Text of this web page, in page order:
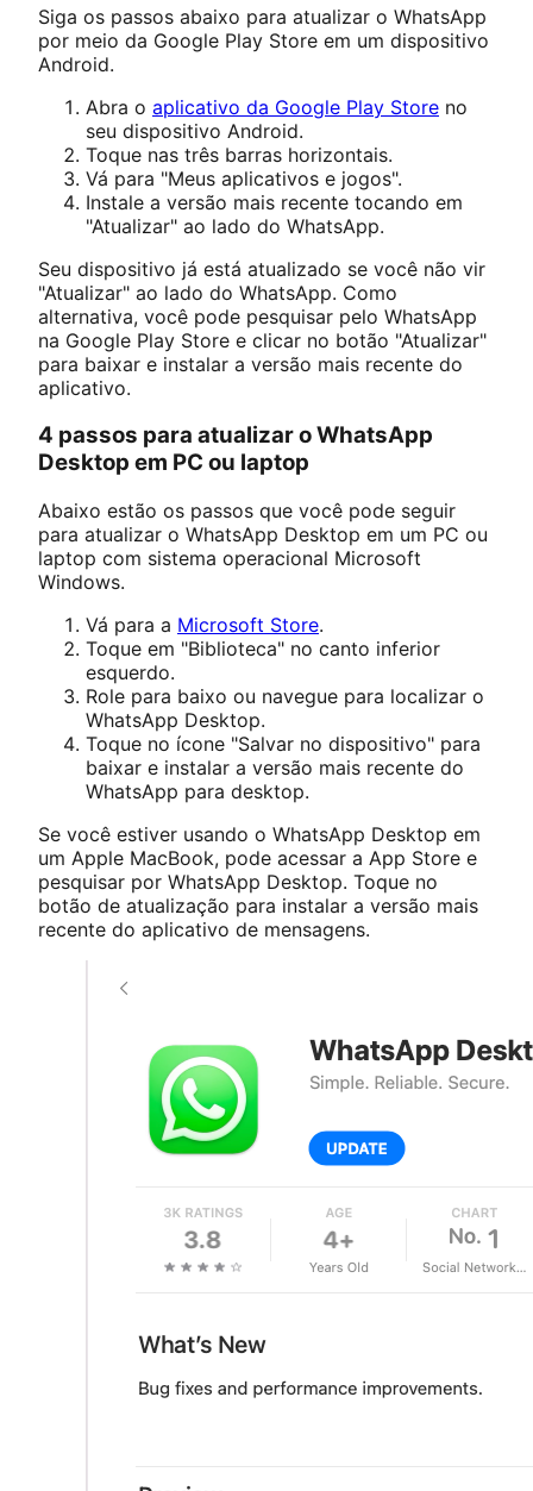
Siga os passos abaixo para atualizar o WhatsApp
por meio da Google Play Store em um dispositivo
Android.
Abra o aplicativo da Google Play Store no
seu dispositivo Android.
Toque nas três barras horizontais.
Vá para "Meus aplicativos e jogos".
Instale a versão mais recente tocando em
"Atualizar" ao lado do WhatsApp.
Seu dispositivo já está atualizado se você não vir
"Atualizar" ao lado do WhatsApp. Como
alternativa, você pode pesquisar pelo WhatsApp
na Google Play Store e clicar no botão "Atualizar"
para baixar e instalar a versão mais recente do
aplicativo.
4 passos para atualizar o WhatsApp
Desktop em PC ou laptop
Abaixo estão os passos que você pode seguir
para atualizar o WhatsApp Desktop em um PC ou
laptop com sistema operacional Microsoft
Windows.
Vá para a Microsoft Store.
Toque em "Biblioteca" no canto inferior
esquerdo.
Role para baixo ou navegue para localizar o
WhatsApp Desktop.
Toque no ícone "Salvar no dispositivo" para
baixar e instalar a versão mais recente do
WhatsApp para desktop.
Se você estiver usando o WhatsApp Desktop em
um Apple MacBook, pode acessar a App Store e
pesquisar por WhatsApp Desktop. Toque no
botão de atualização para instalar a versão mais
recente do aplicativo de mensagens.